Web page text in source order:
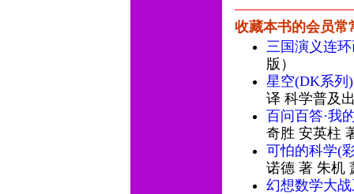
收藏本书的会员常
三国演义连
版）
星空(DK系列)
译 科学普及
百问百答·我
奇胜 安英柱
可怕的科学(
诺德 著 朱机
幻想数学大